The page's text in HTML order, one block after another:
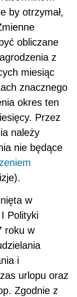
by otrzymał,
obliczane
z
miesiąc
znacznego
okres ten
Przez
należy
nie będące
w
Polityki
roku w
i
urlopu oraz
Zgodnie z